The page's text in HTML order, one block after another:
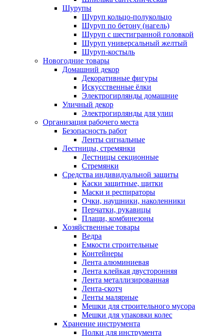
Шурупы
Шуруп кольцо-полукольцо
Шуруп по бетону (нагель)
Шуруп с шестигранной головкой
Шуруп универсальный желтый
Шуруп-костыль
Новогодние товары
Домашний декор
Декоративные фигуры
Искусственные ёлки
Электрогирлянды домашние
Уличный декор
Электрогирлянды для улиц
Организация рабочего места
Безопасность работ
Ленты сигнальные
Лестницы, стремянки
Лестницы секционные
Стремянки
Средства индивидуальной защиты
Каски защитные, щитки
Маски и респираторы
Очки, наушники, наколенники
Перчатки, рукавицы
Плащи, комбинезоны
Хозяйственные товары
Ведра
Емкости строительные
Контейнеры
Лента алюминиевая
Лента клейкая двусторонняя
Лента металлизированная
Лента-скотч
Ленты малярные
Мешки для строительного мусора
Мешки для упаковки колес
Хранение инструмента
Полки для инструмента